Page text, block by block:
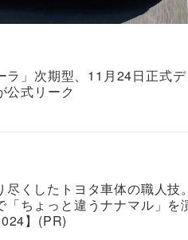
ラ」次期型、11月24日正式
公式リーク
尽くしたトヨタ車体の職人技
「ちょっと違うナナマル」を
】(PR)